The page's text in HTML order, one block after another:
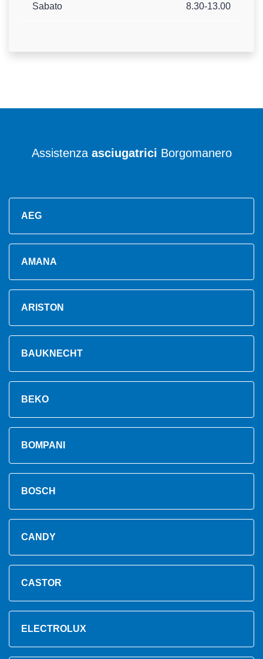
Sabato 8.30-13.00
Assistenza asciugatrici Borgomanero
AEG
AMANA
ARISTON
BAUKNECHT
BEKO
BOMPANI
BOSCH
CANDY
CASTOR
ELECTROLUX